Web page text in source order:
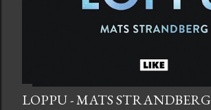
LOPPU - MATS STRANDBERG